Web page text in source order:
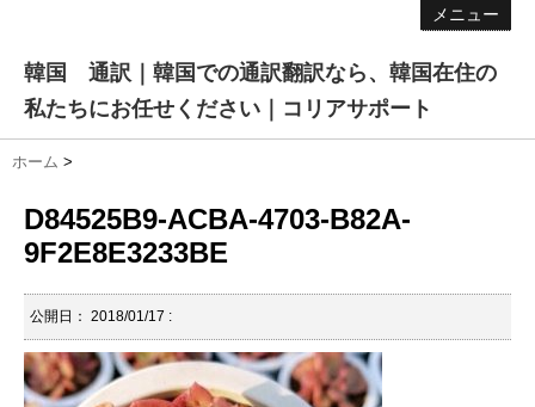
メニュー
韓国 通訳｜韓国での通訳翻訳なら、韓国在住の
私たちにお任せください｜コリアサポート
ホーム >
D84525B9-ACBA-4703-B82A-
9F2E8E3233BE
公開日： 2018/01/17 :